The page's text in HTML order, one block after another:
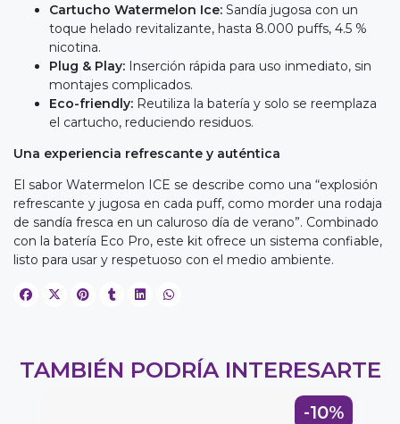
Cartucho Watermelon Ice: Sandía jugosa con un
toque helado revitalizante, hasta 8.000 puffs, 4.5 %
nicotina.
Plug & Play: Inserción rápida para uso inmediato, sin
montajes complicados.
Eco-friendly: Reutiliza la batería y solo se reemplaza
el cartucho, reduciendo residuos.
Una experiencia refrescante y auténtica
El sabor Watermelon ICE se describe como una “explosión
refrescante y jugosa en cada puff, como morder una rodaja
de sandía fresca en un caluroso día de verano”. Combinado
con la batería Eco Pro, este kit ofrece un sistema confiable,
listo para usar y respetuoso con el medio ambiente.
TAMBIÉN PODRÍA INTERESARTE
-10%